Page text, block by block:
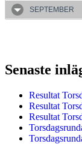
SEPTEMBER
Senaste
Resultat
Resultat
Resultat